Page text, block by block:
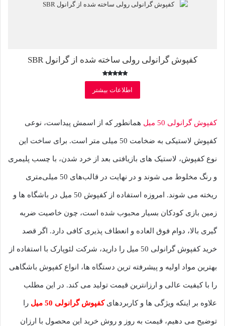
کفپوش گرانولی رولی ساخته شده از گرانول SBR
امتیاز
5.00
از 5
اطلاعات بیشتر
کفپوش گرانولی 50 میل همانطور که از اسمش پیداست، نوعی
کفپوش لاستیکی به ضخامت 50 میلی متر است. برای ساخت این
نوع کفپوش، لاستیک های بازیافتی بعد از خرد شدن، با چسب پلیمری
و رنگ مخلوط می شوند و در نهایت در قالب‌های 50 میلی‌متری
ریخته می شوند. امروزه استفاده از کفپوش 50 میل در باشگاه ها و
زمین بازی کودکان بسیار محبوب شده است، چون خاصیت ضربه
گیری بالا، دوام فوق العاده و انعطاف پذیری کافی دارد. اگر قصد
خرید کفپوش گرانولی 50 میل را دارید، شرکت لئوپارک با استفاده از
بهترین مواد اولیه و پیشرفته ترین دستگاه ها، انواع کفپوش باشگاهی
را با کیفیت عالی و ارزانترین قیمت تولید می کند. در این مطلب
علاوه بر اینکه ویژگی ها و کاربردهایکفپوش گرانولی 50 میل را
توضیح می دهیم، قیمت به روز و روش خرید این محصول با ارزان